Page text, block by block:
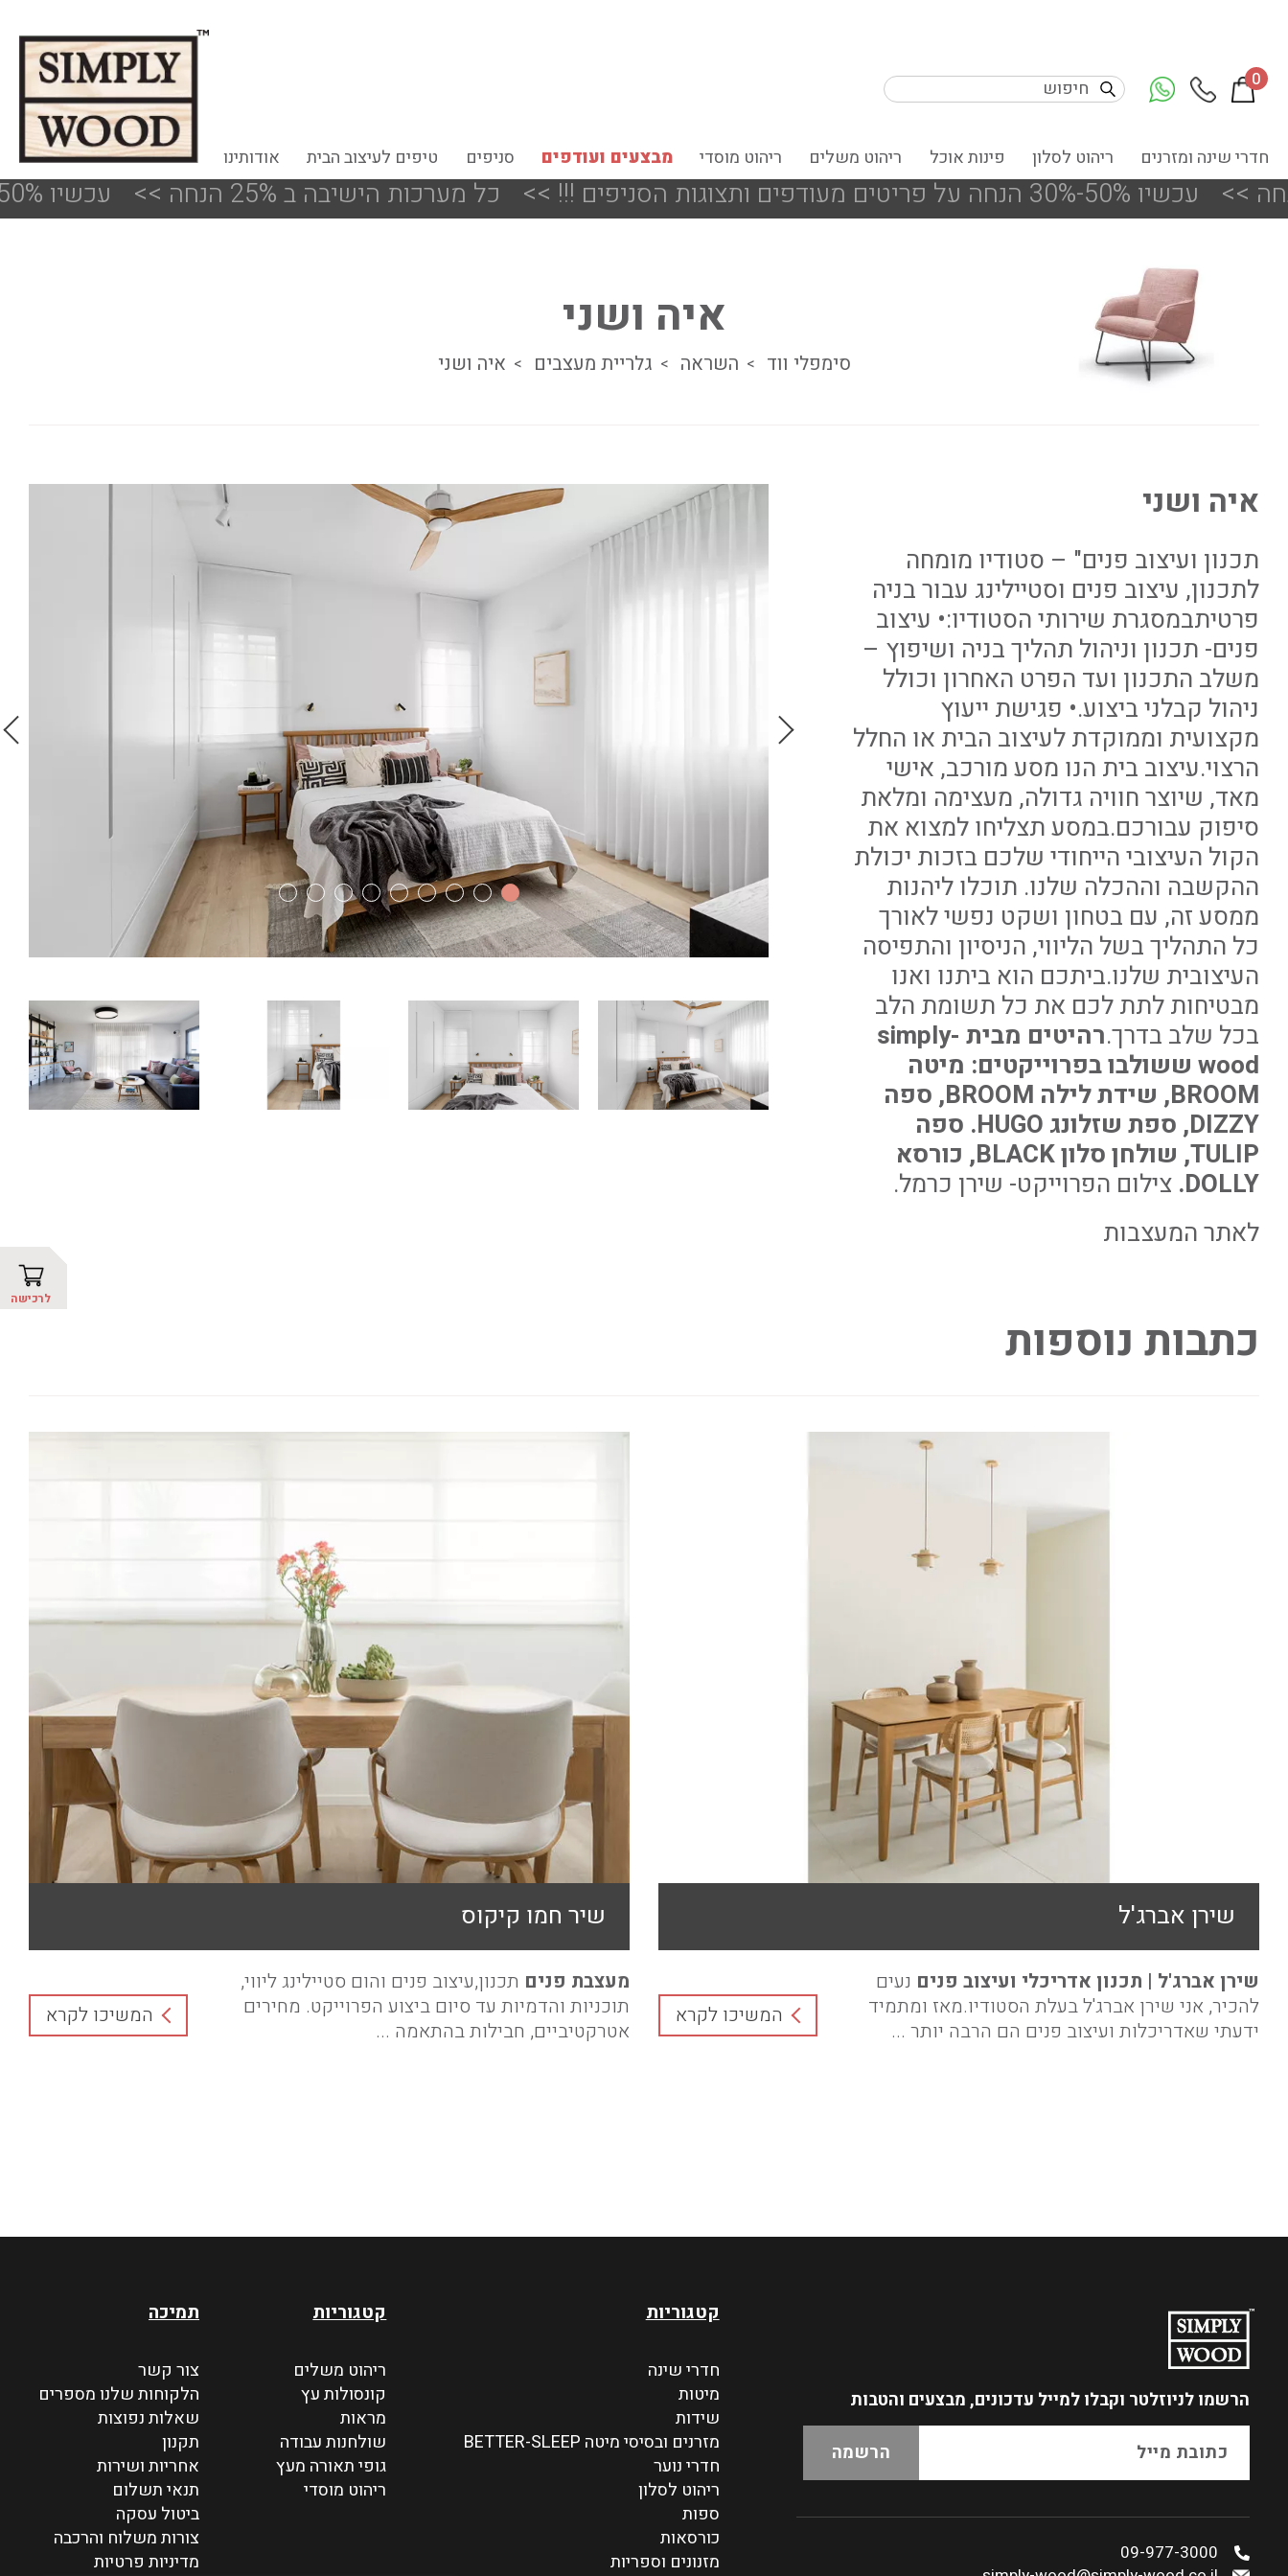
0
חדרי שינה ומזרנים ריהוט לסלון פינות אוכל ריהוט משלים ריהוט מוסדי מבצעים ועודפים סניפים טיפים לעיצוב הבית אודותינו
!!! עכשיו 50%-30% הנחה על פריטים מעודפים ותצוגות הסניפים << כל מערכות הישיבה ב 25% הנחה << !!! עכשיו 50%-30% הנחה על פריטים מעודפים ותצוגות הסניפים
לרכישה
איה ושני
סימפלי ווד השראה גלריית מעצבים איה ושני
איה ושני
תכנון ועיצוב פנים" – סטודיו מומחה
לתכנון, עיצוב פנים וסטיילינג עבור בניה
פרטיתבמסגרת שירותי הסטודיו:• עיצוב
פנים- תכנון וניהול תהליך בניה ושיפוץ –
משלב התכנון ועד הפרט האחרון וכולל
ניהול קבלני ביצוע.• פגישת ייעוץ
מקצועית וממוקדת לעיצוב הבית או החלל
הרצוי.עיצוב בית הנו מסע מורכב, אישי
מאד, שיוצר חוויה גדולה, מעצימה ומלאת
סיפוק עבורכם.במסע תצליחו למצוא את
הקול העיצובי הייחודי שלכם בזכות יכולת
ההקשבה וההכלה שלנו. תוכלו ליהנות
ממסע זה, עם בטחון ושקט נפשי לאורך
כל התהליך בשל הליווי, הניסיון והתפיסה
העיצובית שלנו.ביתכם הוא ביתנו ואנו
מבטיחות לתת לכם את כל תשומת הלב
בכל שלב בדרך.
רהיטים מבית simply-
wood ששולבו בפרוייקטים: מיטה
BROOM, שידת לילה BROOM, ספה
DIZZY, ספת שזלונג HUGO.
ספה
TULIP, שולחן סלון BLACK, כורסא
DOLLY. צילום הפרוייקט- שירן כרמל.
לאתר המעצבות
כתבות נוספות
שירן אברג'ל
שירן אברג'ל | תכנון אדריכלי ועיצוב פנים נעים
להכיר, אני שירן אברג'ל בעלת הסטודיו.מאז ומתמיד
ידעתי שאדריכלות ועיצוב פנים הם הרבה יותר ...
המשיכו לקרא
שיר חמו קיקוס
מעצבת פנים תכנון,עיצוב פנים והום סטיילינג ליווי,
תוכניות והדמיות עד סיום ביצוע הפרוייקט. מחירים
אטרקטיביים, חבילות בהתאמה ...
המשיכו לקרא
הרשמו לניוזלטר וקבלו למייל עדכונים, מבצעים והטבות
09-977-3000
קטגוריות
חדרי שינה
מיטות
שידות
מזרנים ובסיסי מיטה BETTER-SLEEP
חדרי נוער
ריהוט לסלון
ספות
כורסאות
מזנונים וספריות
קטגוריות
ריהוט משלים
קונסולות עץ
מראות
שולחנות עבודה
גופי תאורה מעץ
ריהוט מוסדי
תמיכה
צור קשר
הלקוחות שלנו מספרים
שאלות נפוצות
תקנון
אחריות ושירות
תנאי תשלום
ביטול עסקה
צורות משלוח והרכבה
מדיניות פרטיות